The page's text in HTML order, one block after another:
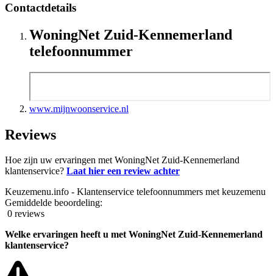
Contactdetails
WoningNet Zuid-Kennemerland
telefoonnummer
www.mijnwoonservice.nl
Reviews
Hoe zijn uw ervaringen met WoningNet Zuid-Kennemerland
klantenservice? Laat hier een review achter
Keuzemenu.info - Klantenservice telefoonnummers met keuzemenu
Gemiddelde beoordeling:
0 reviews
Welke ervaringen heeft u met WoningNet Zuid-Kennemerland
klantenservice?